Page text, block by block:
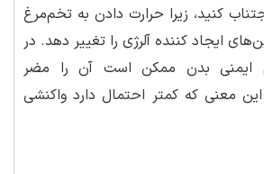
کنید، زیرا حرارت دادن به تخم‌مرغ
ایجاد کننده آلرژی را تغییر دهد. در
ایمنی بدن ممکن است آن را مضر
معنی که کمتر احتمال دارد واکنشی